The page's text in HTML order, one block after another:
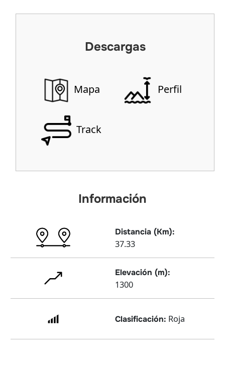
Descargas
Mapa Perfil
Track
Información
Distancia (Km):
37.33
Elevación (m):
1300
Clasificación: Roja